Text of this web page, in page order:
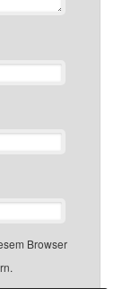
Browser